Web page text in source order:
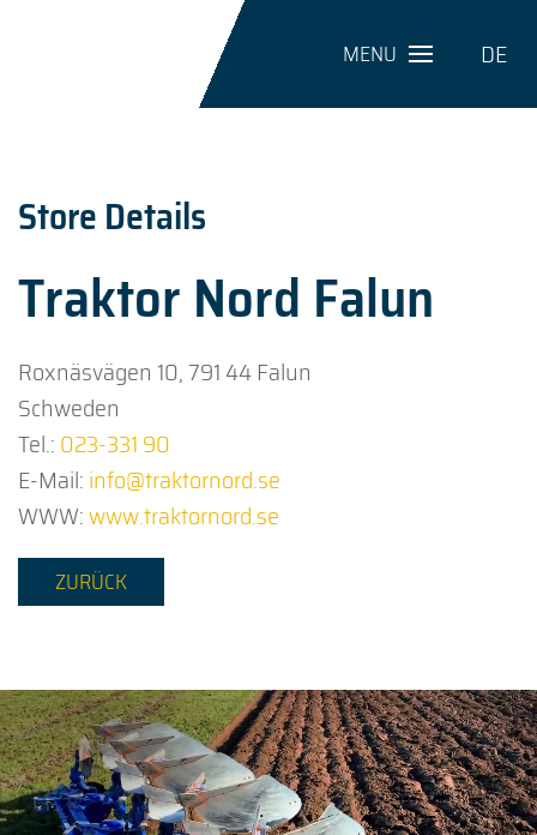
MENU DE
Store Details
Traktor Nord Falun
Roxnäsvägen 10, 791 44 Falun
Schweden
Tel.:023-331 90
E-Mail:info@traktornord.se
WWW:www.traktornord.se
ZURÜCK